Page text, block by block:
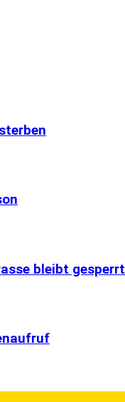
bleibt gesperrt